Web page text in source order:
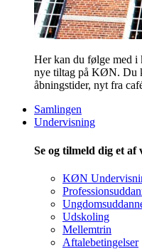
Her kan du følge med i
nye tiltag på KØN. Du
åbningstider, nyt fra
Samlingen
Undervisning
Se og tilmeld dig et
KØN
Udskoling
Mellemtrin
Aftalebetingelser